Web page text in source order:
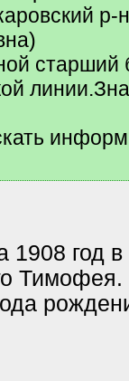
р-
старший
год в